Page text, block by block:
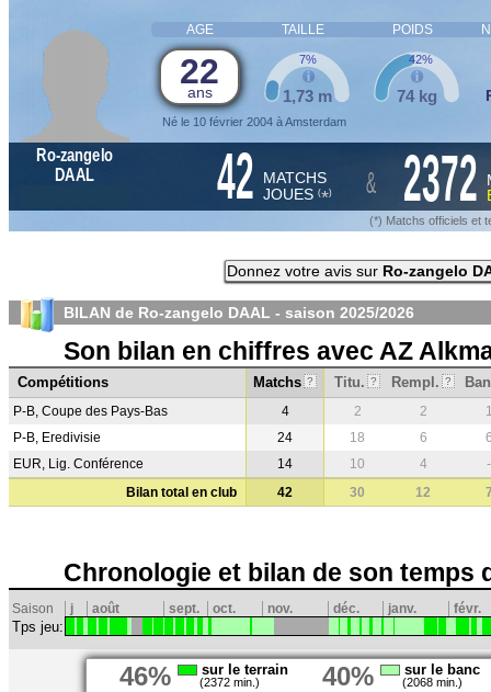
AGE TAILLE POIDS
22
ans
Né le 10 février 2004 à Amsterdam
1,73 m
7%
74 kg
42%
Ro-zangelo
DAAL
42 MATCHS
JOUES (*) & 2372
(*) Matchs officiels et
Donnez votre avis sur Ro-zangelo
BILAN de Ro-zangelo DAAL - saison 2025/2026
Son bilan en chiffres avec AZ
Compétitions Matchs ? Titu. ? Rempl. ?
P-B, Coupe des Pays-Bas 4 2 2
P-B, Eredivisie
24 18 6
EUR, Lig. Conférence
14 10 4
-
Bilan total en club
42 30 12
Chronologie et bilan de son temps
Saison j août sept. oct. nov. déc. janv. févr.
Tps jeu:
46% sur le terrain
(2372 min.) 40% sur le banc
(2068 min.)